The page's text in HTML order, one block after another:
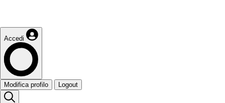
Accedi
Modifica profilo Logout